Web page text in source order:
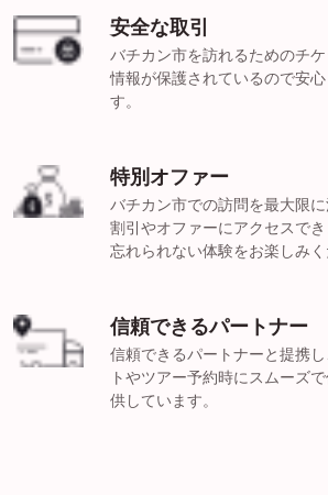
安全な取引
バチカン市を訪れるためのチ
情報が保護されているので安
す。
特別オファー
バチカン市での訪問を最大限
割引やオファーにアクセスで
忘れられない体験をお楽しみく
信頼できるパートナー
信頼できるパートナーと提携
トやツアー予約時にスムーズ
供しています。